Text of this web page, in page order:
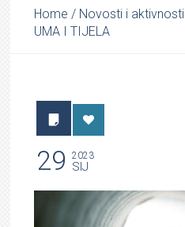
Home / Novosti i aktivnosti
UMA I TIJELA
29 2023
SIJ